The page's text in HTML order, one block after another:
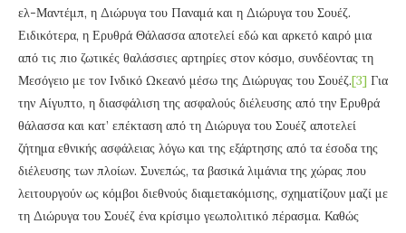
ελ-Μαντέμπ, η Διώρυγα του Παναμά και η Διώρυγα του Σουέζ.
Ειδικότερα, η Ερυθρά Θάλασσα αποτελεί εδώ και αρκετό καιρό μια
από τις πιο ζωτικές θαλάσσιες αρτηρίες στον κόσμο, συνδέοντας τη
Μεσόγειο με τον Ινδικό Ωκεανό μέσω της Διώρυγας του Σουέζ.[3] Για
την Αίγυπτο, η διασφάλιση της ασφαλούς διέλευσης από την Ερυθρά
θάλασσα και κατ’ επέκταση από τη Διώρυγα του Σουέζ αποτελεί
ζήτημα εθνικής ασφάλειας λόγω και της εξάρτησης από τα έσοδα της
διέλευσης των πλοίων. Συνεπώς, τα βασικά λιμάνια της χώρας που
λειτουργούν ως κόμβοι διεθνούς διαμετακόμισης, σχηματίζουν μαζί με
τη Διώρυγα του Σουέζ ένα κρίσιμο γεωπολιτικό πέρασμα. Καθώς